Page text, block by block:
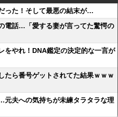
った！そして最悪の結末が…
電話…「愛する妻が言ってた驚愕の
をやれ！DNA鑑定の決定的な一言が
たら番号ゲットされてた結果ｗｗｗ
元夫への気持ちが未練タラタラな理